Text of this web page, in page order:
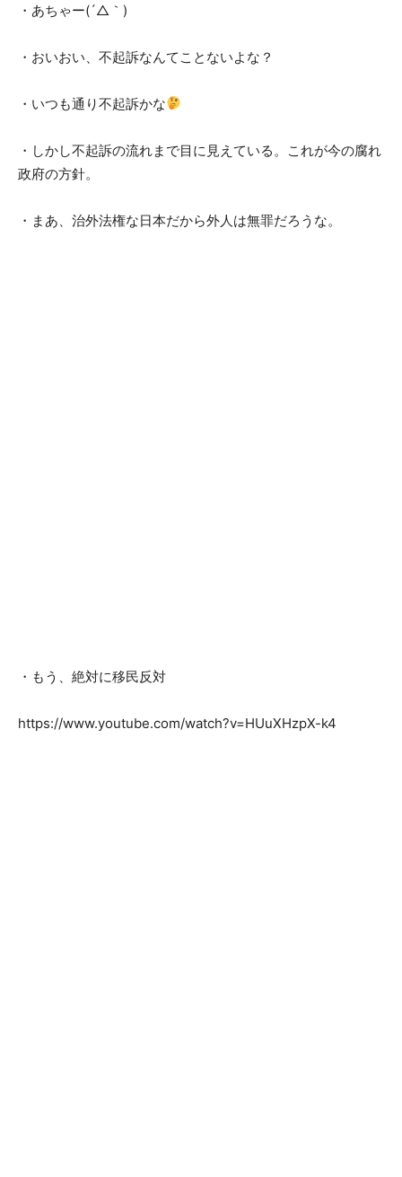
・あちゃー(´△｀)
・おいおい、不起訴なんてことないよな？
・いつも通り不起訴かな
・しかし不起訴の流れまで目に見えている。これが今の腐れ
政府の方針。
・まあ、治外法権な日本だから外人は無罪だろうな。
・もう、絶対に移民反対
https://www.youtube.com/watch?v=HUuXHzpX-k4